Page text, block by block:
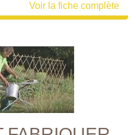
Voir la fiche complète